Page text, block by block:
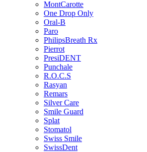
MontCarotte
One Drop Only
Oral-B
Paro
PhilipsBreath Rx
Pierrot
PresiDENT
Punchale
R.O.C.S
Rasyan
Remars
Silver Care
Smile Guard
Splat
Stomatol
Swiss Smile
SwissDent